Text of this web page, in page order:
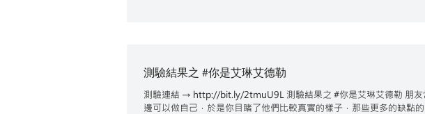
測驗結果之 #你是艾琳艾德勒
測驗連結 → http://bit.ly/2tmuU9L 測驗結果之 #你是艾琳艾德勒 朋友
邊可以做自己，於是你目睹了他們比較真實的樣子，那些更多的缺點